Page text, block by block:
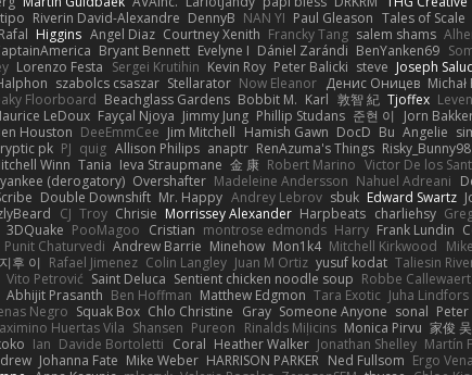
Riverin David-Alexandre DennyB NAN YI Paul Gleason Tales of Scale
Rafal Higgins Angel Diaz Courtney Xenith Francky Tang salem shams
Bryant Bennett Evelyne I Dániel Zarándi BenYanken69
Lorenzo Festa Sergei Krutihin Kevin Roy Peter Balicki steve Joseph
szabolcs csaszar Stellarator Now Eleanor Денис Оницев
Floorboard Beachglass Gardens Bobbit M. Karl 敦智 紀 Tjoffex
LeDoux Fayçal Njoya Jimmy Jung Phillip Studans 준현 이 Jorn
Houston DeeEmmCee Jim Mitchell Hamish Gawn DocD Bu Angelie
pk PJ quig Allison Philips anaptr RenAzuma's Things Risky_Bunny98
Winn Tania Ieva Straupmane 金 康 Robert Marino Victor De los
yankee (derogatory) Overshafter Madeleine Andersson Nahuel Adreani
Double Downshift Mr. Happy Andrey Lebrov sbuk Edward Swartz
CJ Troy Chrisie Morrissey Alexander Harpbeats charliehsy
3DQuake PooMagoo Cristian montrose edmonds Harry Frank Lundin
Punit Chaturvedi Andrew Barrie Minehow Mon1k4 Mitchell Kirkwood
지후 이 Rafael Jimenez Colin Langley Juan M Ortiz yusuf kodat Taliesin
Vito Petrović Saint Deluca Sentient chicken noodle soup Robbe Callewaert
Abhijit Prasanth Ben Hoffman Matthew Edgmon Tara Exotic Juha Lindfors
Negro Squak Box Chlo Christine Gray Someone Anyone sonal Peter
Huertas Vila Shansen Pureon Rinalds Miļicins Monica Pirvu 家俊 吴
Ian Davide Bortoletti Coral Heather Walker Jonathan Shelley Martín
Johanna Fate Mike Weber HARRISON PARKER Ned Fullsom Ergo